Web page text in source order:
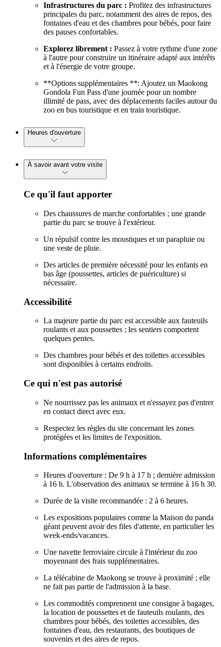
Infrastructures du parc : Profitez des infrastructures
principales du parc, notamment des aires de repos, des
fontaines d'eau et des chambres pour bébés, pour faire
des pauses confortables.
Explorez librement : Passez à votre rythme d'une zone
à l'autre pour construire un itinéraire adapté aux intérêts
et à l'énergie de votre groupe.
**Options supplémentaires **: Ajoutez un Maokong
Gondola Fun Pass d'une journée pour un nombre
illimité de pass, avec des déplacements faciles autour du
zoo en bus touristique et en train touristique.
Heures d'ouverture
À savoir avant votre visite
Ce qu'il faut apporter
Des chaussures de marche confortables ; une grande
partie du parc se trouve à l'extérieur.
Un répulsif contre les moustiques et un parapluie ou
une veste de pluie.
Des articles de première nécessité pour les enfants en
bas âge (poussettes, articles de puériculture) si
nécessaire.
Accessibilité
La majeure partie du parc est accessible aux fauteuils
roulants et aux poussettes ; les sentiers comportent
quelques pentes.
Des chambres pour bébés et des toilettes accessibles
sont disponibles à certains endroits.
Ce qui n'est pas autorisé
Ne nourrissez pas les animaux et n'essayez pas d'entrer
en contact direct avec eux.
Respectez les règles du site concernant les zones
protégées et les limites de l'exposition.
Informations complémentaires
Heures d'ouverture : De 9 h à 17 h ; dernière admission
à 16 h. L'observation des animaux se termine à 16 h 30.
Durée de la visite recommandée : 2 à 6 heures.
Les expositions populaires comme la Maison du panda
géant peuvent avoir des files d'attente, en particulier les
week-ends/vacances.
Une navette ferroviaire circule à l'intérieur du zoo
moyennant des frais supplémentaires.
La télécabine de Maokong se trouve à proximité ; elle
ne fait pas partie de l'admission à la base.
Les commodités comprennent une consigne à bagages,
la location de poussettes et de fauteuils roulants, des
chambres pour bébés, des toilettes accessibles, des
fontaines d'eau, des restaurants, des boutiques de
souvenirs et des aires de repos.